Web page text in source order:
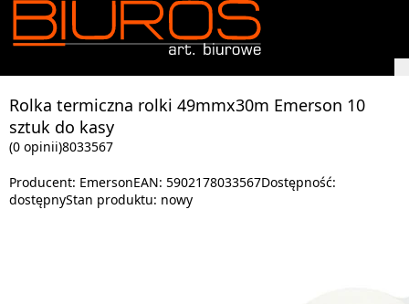
Rolka termiczna rolki 49mmx30m Emerson 10
sztuk do kasy
(0 opinii)8033567
Producent: EmersonEAN: 5902178033567Dostępność:
dostępnyStan produktu: nowy